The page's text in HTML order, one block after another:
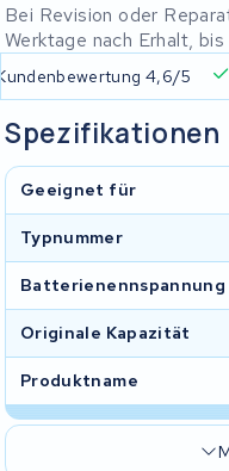
Bei Revision oder
Werktage nach Erhalt,
4,6/5
Spezifikationen
Geeignet für
Typnummer
Batterienennspannung
Originale Kapazität
Produktname